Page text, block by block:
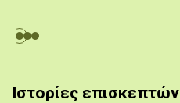
Ιστορίες επισκεπτών